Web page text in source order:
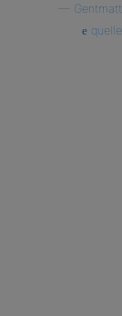
Gentmatt
quelle